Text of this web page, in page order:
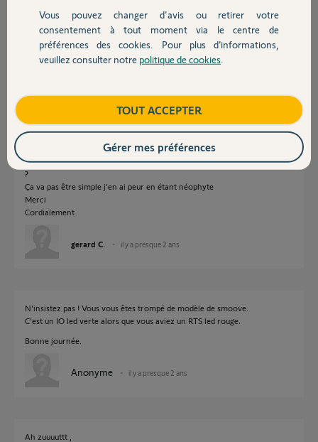
Devis avec un pro
Contact
Anonyme il y a presque 2 ans
Bonjour et merci ,
J’ai reçu la nouvelle, je lis bien la notice mais pas simple à comprendre,
car il ne réagi pas même en appuyant longuement sur le bouton progr!!
Les clignotante verte et non plus rouge comme sur celle en panne .
Faut il ouvrir et déconnecter le volet roulant solaire avant pour l’appairer
?
Ça va pas être simple j’en ai peur en étant néophyte
Merci
Cordialement
gerard C. il y a presque 2 ans
N'insistez pas ! Vous vous êtes trompé de modèle de smoove.
C'est un IO led verte alors que vous aviez un RTS led rouge.
Bonne journée.
Anonyme il y a presque 2 ans
Ah zuuuuttt ,
Vous pouvez changer d'avis ou retirer votre
consentement à tout moment via le centre de
préférences des cookies. Pour plus d’informations,
veuillez consulter notre politique de cookies
TOUT ACCEPTER
Gérer mes préférences